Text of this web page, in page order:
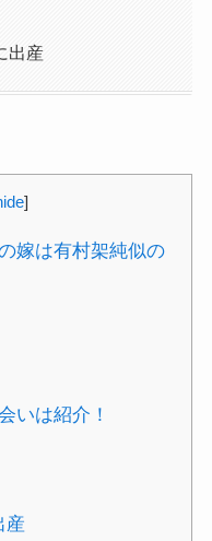
出産
]
嫁は有村架純似の
いは紹介！
産